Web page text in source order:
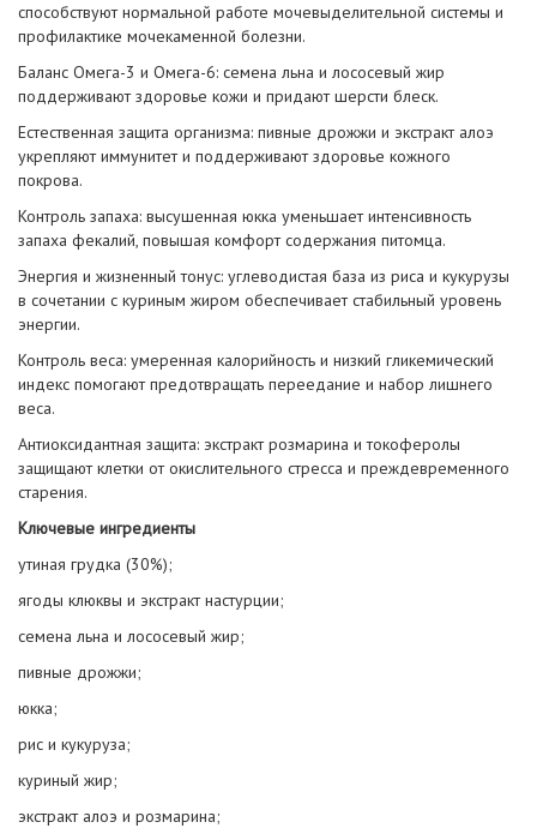
способствуют нормальной работе мочевыделительной системы и
профилактике мочекаменной болезни.
Баланс Омега-3 и Омега-6: семена льна и лососевый жир
поддерживают здоровье кожи и придают шерсти блеск.
Естественная защита организма: пивные дрожжи и экстракт алоэ
укрепляют иммунитет и поддерживают здоровье кожного
покрова.
Контроль запаха: высушенная юкка уменьшает интенсивность
запаха фекалий, повышая комфорт содержания питомца.
Энергия и жизненный тонус: углеводистая база из риса и кукурузы
в сочетании с куриным жиром обеспечивает стабильный уровень
энергии.
Контроль веса: умеренная калорийность и низкий гликемический
индекс помогают предотвращать переедание и набор лишнего
веса.
Антиоксидантная защита: экстракт розмарина и токоферолы
защищают клетки от окислительного стресса и преждевременного
старения.
Ключевые ингредиенты
утиная грудка (30%);
ягоды клюквы и экстракт настурции;
семена льна и лососевый жир;
пивные дрожжи;
юкка;
рис и кукуруза;
куриный жир;
экстракт алоэ и розмарина;